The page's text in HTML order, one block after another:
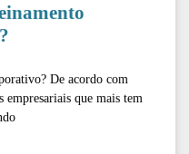
De acordo com
empresariais que mais tem